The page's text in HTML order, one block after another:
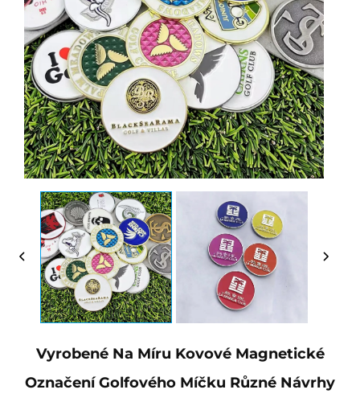
Vyrobené Na Míru Kovové Magnetické
Označení Golfového Míčku Různé Návrhy